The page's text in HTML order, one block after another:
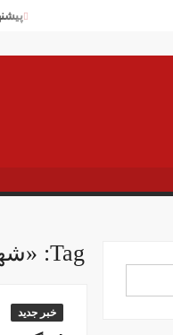
وزش
در
Tag:
خبر جدید